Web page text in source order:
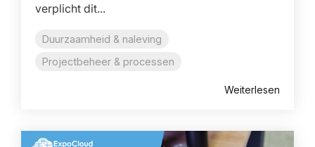
verplicht dit...
Duurzaamheid & naleving
Projectbeheer & processen
Weiterlesen